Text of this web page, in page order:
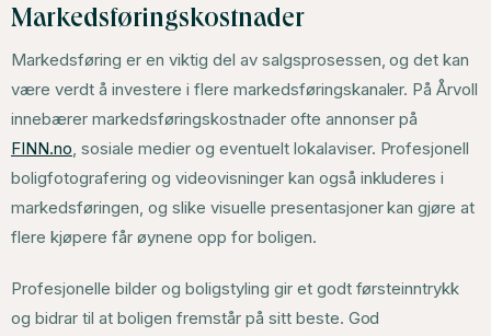
Markedsføringskostnader
Markedsføring er en viktig del av salgsprosessen, og det kan
være verdt å investere i flere markedsføringskanaler. På Årvoll
innebærer markedsføringskostnader ofte annonser på
FINN.no, sosiale medier og eventuelt lokalaviser. Profesjonell
boligfotografering og videovisninger kan også inkluderes i
markedsføringen, og slike visuelle presentasjoner kan gjøre at
flere kjøpere får øynene opp for boligen.
Profesjonelle bilder og boligstyling gir et godt førsteinntrykk
og bidrar til at boligen fremstår på sitt beste. God